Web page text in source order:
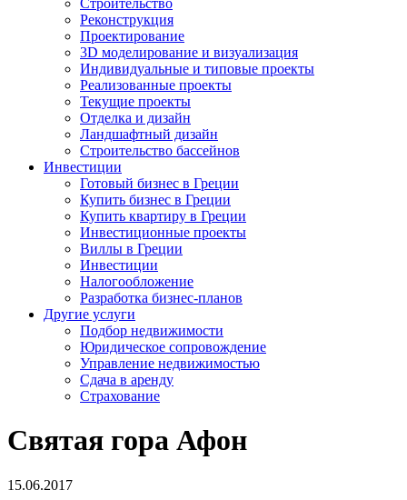
Строительство
Реконструкция
Проектирование
3D моделирование и визуализация
Индивидуальные и типовые проекты
Реализованные проекты
Текущие проекты
Отделка и дизайн
Ландшафтный дизайн
Строительство бассейнов
Инвестиции
Готовый бизнес в Греции
Купить бизнес в Греции
Купить квартиру в Греции
Инвестиционные проекты
Виллы в Греции
Инвестиции
Налогообложение
Разработка бизнес-планов
Другие услуги
Подбор недвижимости
Юридическое сопровождение
Управление недвижимостью
Сдача в аренду
Страхование
Святая гора Афон
15.06.2017